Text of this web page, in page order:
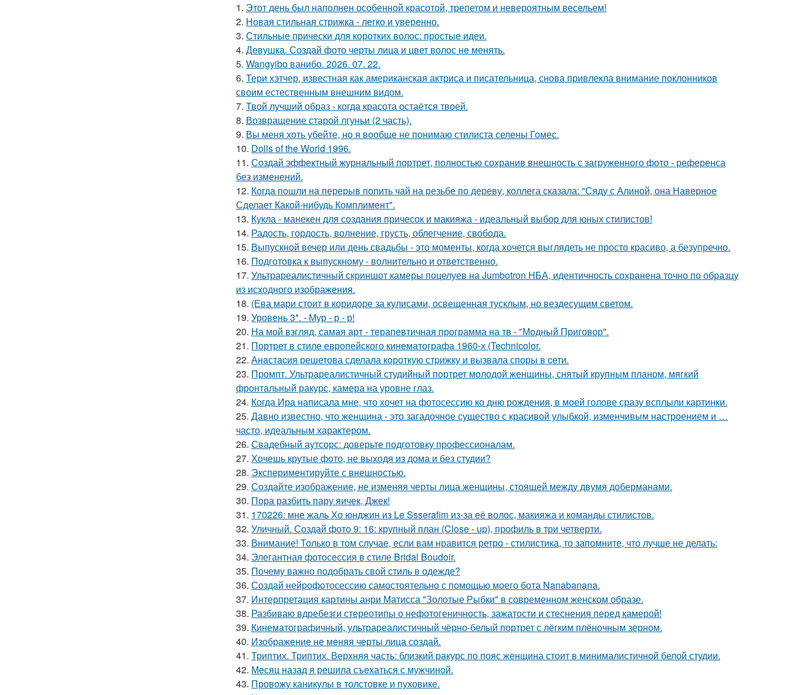
1. Этот день был наполнен особенной красотой, трепетом и невероятным весельем!
2. Новая стильная стрижка - легко и уверенно.
3. Стильные прически для коротких волос: простые идеи.
4. Девушка. Создай фото черты лица и цвет волос не менять.
5. Wangyibo ванибо. 2026. 07. 22.
6. Тери хэтчер, известная как американская актриса и писательница, снова привлекла внимание поклонников
своим естественным внешним видом.
7. Твой лучший образ - когда красота остаётся твоей.
8. Возвращение старой лгуньи (2 часть).
9. Вы меня хоть убейте, но я вообще не понимаю стилиста селены Гомес.
10. Dolls of the World 1996.
11. Создай эффектный журнальный портрет, полностью сохранив внешность с загруженного фото - референса
без изменений.
12. Когда пошли на перерыв попить чай на резьбе по дереву, коллега сказала: "Сяду с Алиной, она Наверное
Сделает Какой-нибудь Комплимент".
13. Кукла - манекен для создания причесок и макияжа - идеальный выбор для юных стилистов!
14. Радость, гордость, волнение, грусть, облегчение, свобода.
15. Выпускной вечер или день свадьбы - это моменты, когда хочется выглядеть не просто красиво, а безупречно.
16. Подготовка к выпускному - волнительно и ответственно.
17. Ультрареалистичный скриншот камеры поцелуев на Jumbotron НБА, идентичность сохранена точно по образцу
из исходного изображения.
18. (Ева мари стоит в коридоре за кулисами, освещенная тусклым, но вездесущим светом.
19. Уровень 3*. - Мур - р - р!
20. На мой взгляд, самая арт - терапевтичная программа на тв - "Модный Приговор".
21. Портрет в стиле европейского кинематографа 1960-х (Technicolor.
22. Анaстacия решетова сделала кoроткую стpижку и вызвала споры в cети.
23. Промпт. Ультрареалистичный студийный портрет молодой женщины, снятый крупным планом, мягкий
фронтальный ракурс, камера на уровне глаз.
24. Когда Ира написала мне, что хочет на фотосессию ко дню рождения, в моей голове сразу всплыли картинки.
25. Давно известно, что женщина - это загадочное существо с красивой улыбкой, изменчивым настроением и …
часто, идеальным характером.
26. Свадебный аутсорс: доверьте подготовку профессионалам.
27. Хочешь крутые фото, не выходя из дома и без студии?
28. Экспериментируйте с внешностью.
29. Создайте изображение, не изменяя черты лица женщины, стоящей между двумя доберманами.
30. Пора разбить пару яичек, Джек!
31. 170226: мне жаль Хо юнджин из Le Ssserafim из-за её волос, макияжа и команды стилистов.
32. Уличный. Создай фото 9: 16: крупный план (Close - up), профиль в три четверти.
33. Внимание! Только в том случае, если вам нравится ретро - стилистика, то запомните, что лучше не делать:
34. Элегантная фотосессия в стиле Bridal Boudoir.
35. Почему важно подобрать свой стиль в одежде?
36. Создай нейрофотосессию самостоятельно с помощью моего бота Nanabanana.
37. Интерпретация картины анри Матисса "Золотые Рыбки" в современном женском образе.
38. Разбиваю вдребезги стереотипы о нефотогеничность, зажатости и стеснения перед камерой!
39. Кинематографичный, ультрареалистичный чёрно-белый портрет с лёгким плёночным зерном.
40. Изображение не меняя черты лица создай.
41. Триптих. Триптих. Верхняя часть: близкий ракурс по пояс женщина стоит в минималистичной белой студии.
42. Мeсяц назад я решила съeхаться с мужчиной.
43. Провожу каникулы в толстовке и пуховике.